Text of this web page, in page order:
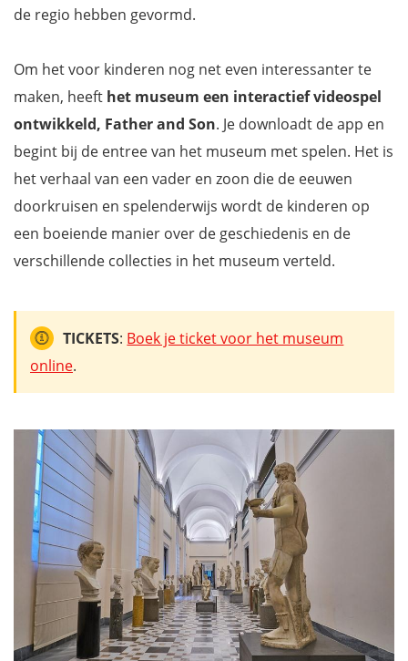
de regio hebben gevormd.
Om het voor kinderen nog net even interessanter te
maken, heeft het museum een interactief videospel
ontwikkeld, Father and Son. Je downloadt de app en
begint bij de entree van het museum met spelen. Het is
het verhaal van een vader en zoon die de eeuwen
doorkruisen en spelenderwijs wordt de kinderen op
een boeiende manier over de geschiedenis en de
verschillende collecties in het museum verteld.
TICKETS: Boek je ticket voor het museum
online.